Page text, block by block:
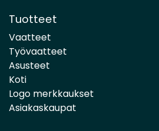
Tuotteet
Vaatteet
Työvaatteet
Asusteet
Koti
Logo merkkaukset
Asiakaskaupat